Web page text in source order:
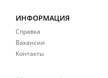
ИНФОРМАЦИЯ
Справка
Вакансии
Контакты